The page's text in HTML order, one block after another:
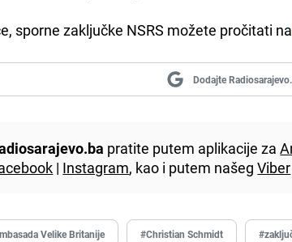
sporne zaključke NSRS možete pročitati na
Dodajte
pratite putem aplikacije za
| Instagram, kao i putem našegViber
Velike Britanije #Christian Schmidt